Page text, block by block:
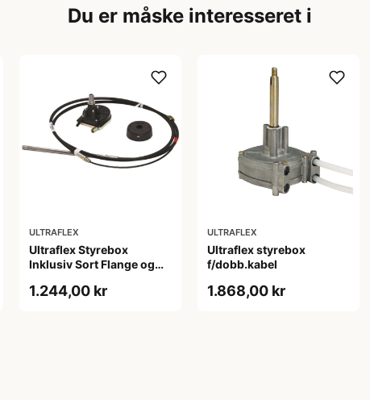
Du er måske interesseret i
ULTRAFLEX
Ultraflex Styrebox
Inklusiv Sort Flange og
1.244,00 kr
ULTRAFLEX
Ultraflex styrebox
f/dobb.kabel
1.868,00 kr